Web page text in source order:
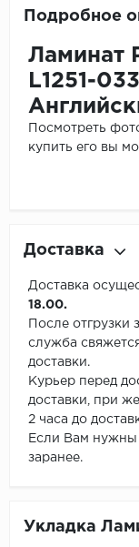
Подробное
Ламинат
L1251-
Посмотреть
купить его вы
Доставка
Доставка
18.00.
После отгрузки
служба
доставки.
Курьер перед
доставки, при
2 часа до
Если Вам нужны
заранее.
Укладка